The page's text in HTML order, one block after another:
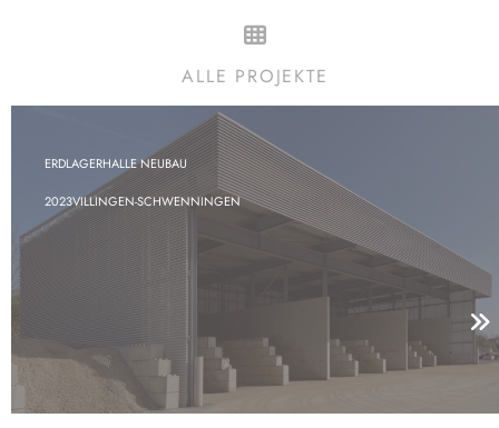
ALLE PROJEKTE
ERDLAGERHALLE NEUBAU
2023VILLINGEN-SCHWENNINGEN